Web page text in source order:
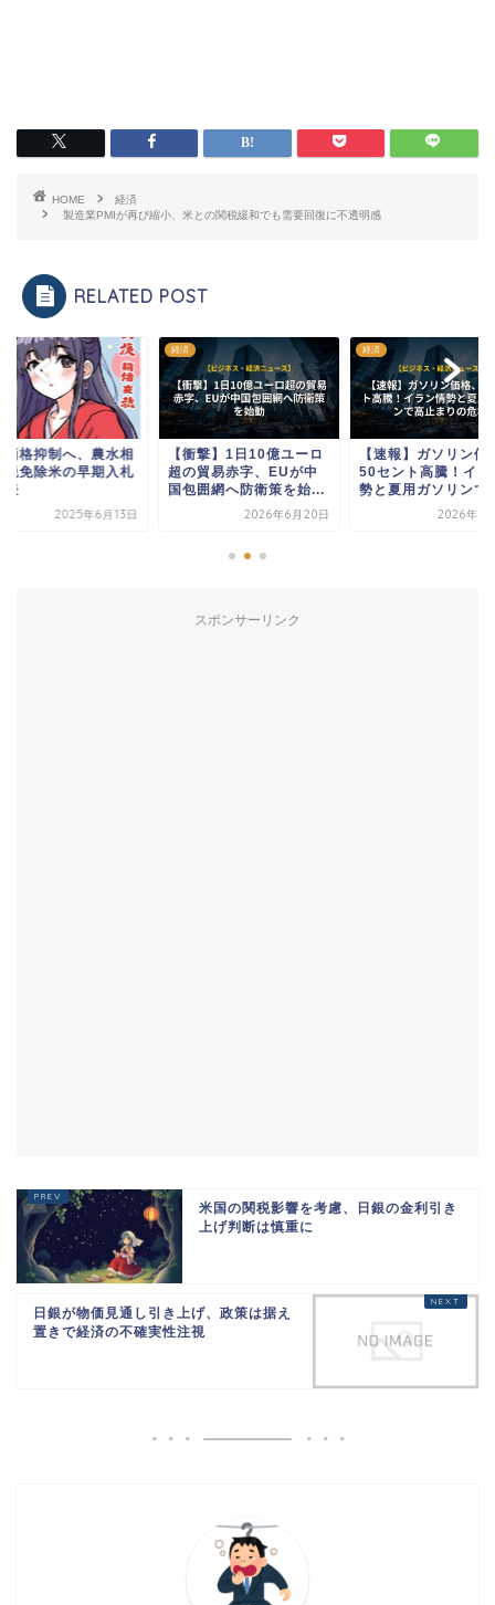
HOME
経済
製造業PMIが再び縮小、米との関税緩和でも需要回復に不透明感
RELATED POST
価格抑制へ、農水相
税免除米の早期入札
表
2025年6月13日
経済
【衝撃】1日10億ユーロ
超の貿易赤字、EUが中
国包囲網へ防衛策を始...
2026年6月20日
経済
【速報】ガソリン価
50セント高騰！イラ
勢と夏用ガソリンで
2026年3
スポンサーリンク
米国の関税影響を考慮、日銀の金利引き
上げ判断は慎重に
日銀が物価見通し引き上げ、政策は据え
置きで経済の不確実性注視